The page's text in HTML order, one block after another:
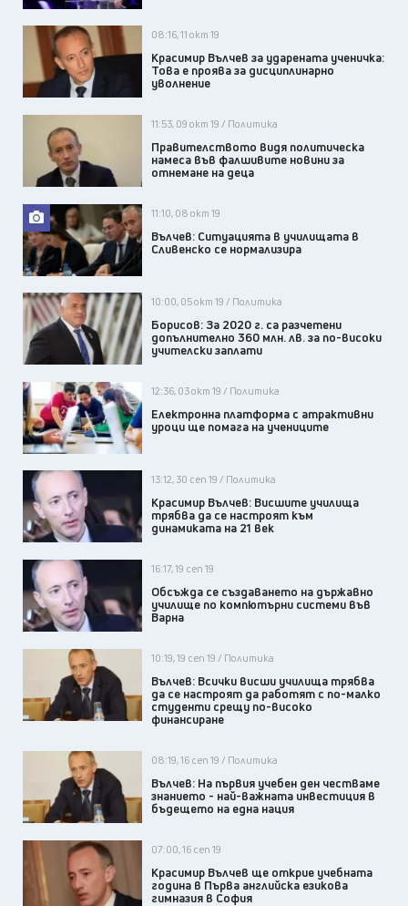
08:16, 11 окт 19
Красимир Вълчев за ударената ученичка:
Това е проява за дисциплинарно
уволнение
11:53, 09 окт 19 / Политика
Правителството видя политическа
намеса във фалшивите новини за
отнемане на деца
11:10, 08 окт 19
Вълчев: Ситуацията в училищата в
Сливенско се нормализира
10:00, 05 окт 19 / Политика
Борисов: За 2020 г. са разчетени
допълнително 360 млн. лв. за по-високи
учителски заплати
12:36, 03 окт 19 / Политика
Електронна платформа с атрактивни
уроци ще помага на учениците
13:12, 30 сеп 19 / Политика
Красимир Вълчев: Висшите училища
трябва да се настроят към
динамиката на 21 век
16:17, 19 сеп 19
Обсъжда се създаването на държавно
училище по компютърни системи във
Варна
10:19, 19 сеп 19 / Политика
Вълчев: Всички висши училища трябва
да се настроят да работят с по-малко
студенти срещу по-високо
финансиране
08:19, 16 сеп 19 / Политика
Вълчев: На първия учебен ден честваме
знанието - най-важната инвестиция в
бъдещето на една нация
07:00, 16 сеп 19
Красимир Вълчев ще открие учебната
година в Първа английска езикова
гимназия в София